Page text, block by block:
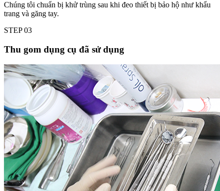
Chúng tôi chuẩn bị khử trùng sau khi đeo thiết bị bảo hộ như khẩu
trang và găng tay.
STEP03
Thu gom dụng cụ đã sử dụng